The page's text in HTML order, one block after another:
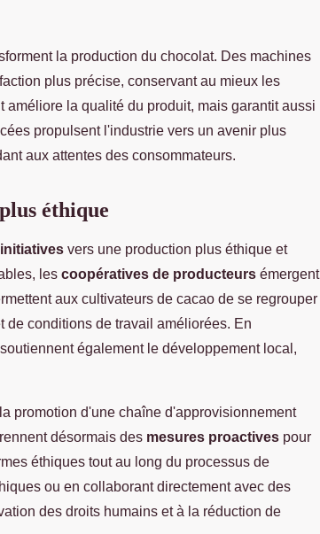
la production du chocolat. Des machines
plus précise, conservant au mieux les
la qualité du produit, mais garantit aussi
propulsent l'industrie vers un avenir plus
aux attentes des consommateurs.
éthique
vers une production plus éthique et
les coopératives de producteurs émergent
aux cultivateurs de cacao de se regrouper
de conditions de travail améliorées. En
également le développement local,
promotion d'une chaîne d'approvisionnement
désormais des mesures proactives pour
éthiques tout au long du processus de
ou en collaborant directement avec des
des droits humains et à la réduction de